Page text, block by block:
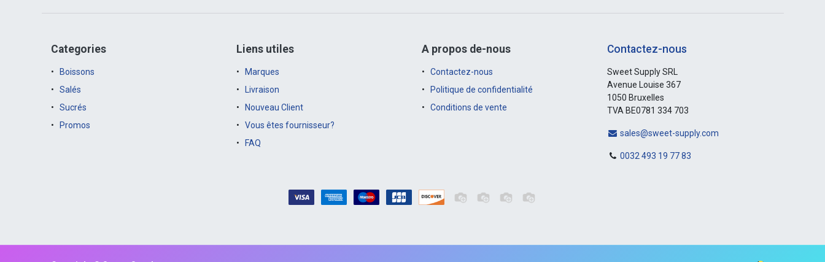
Categories
Boissons
Salés
Sucrés
Promos
Liens utiles
Marques
Livraison
Nouveau Client
Vous êtes fournisseur?
FAQ
A propos de-nous
Contactez-nous
Politique de confidentialité
Conditions de vente
Contactez-nous
Sweet Supply SRL
Avenue Louise 367
1050 Bruxelles
TVA BE0781 334 703
sales@sweet-supply.com
0032 493 19 77 83